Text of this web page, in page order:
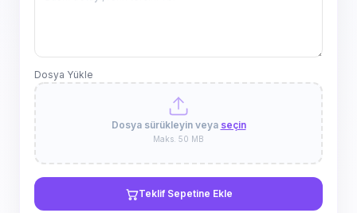
Dosya Yükle
Dosya sürükleyin veya seçin
Maks. 50 MB
Teklif Sepetine Ekle